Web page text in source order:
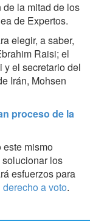
la mitad de los
de Expertos.
elegir, a saber,
Raisi; el
y el secretario del
Irán, Mohsen
proceso de la
este mismo
los
esfuerzos para
a voto.